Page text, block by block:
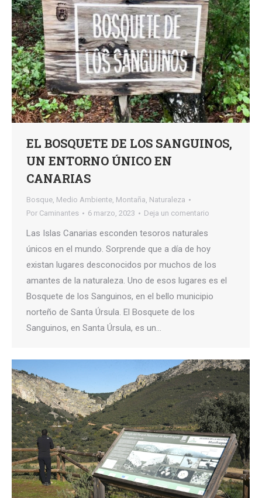
EL BOSQUETE DE LOS SANGUINOS,
UN ENTORNO ÚNICO EN
CANARIAS
Bosque, Medio Ambiente, Montaña, Naturaleza
Por Caminantes 6 marzo, 2023 Deja un comentario
Las Islas Canarias esconden tesoros naturales
únicos en el mundo. Sorprende que a día de hoy
existan lugares desconocidos por muchos de los
amantes de la naturaleza. Uno de esos lugares es el
Bosquete de los Sanguinos, en el bello municipio
norteño de Santa Úrsula. El Bosquete de los
Sanguinos, en Santa Úrsula, es un…